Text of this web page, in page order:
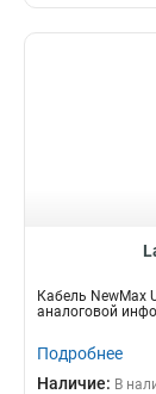
Кабель NewMax
аналоговой
Подробнее
Наличие: В